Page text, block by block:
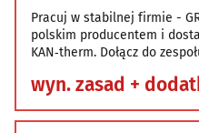
Pracuj w stabilnej firmie -
polskim producentem i
KAN‑therm. Dołącz do
Karpińskiego 5, Białystok
produkcyjnych oraz nadzór
wyn. zasad +